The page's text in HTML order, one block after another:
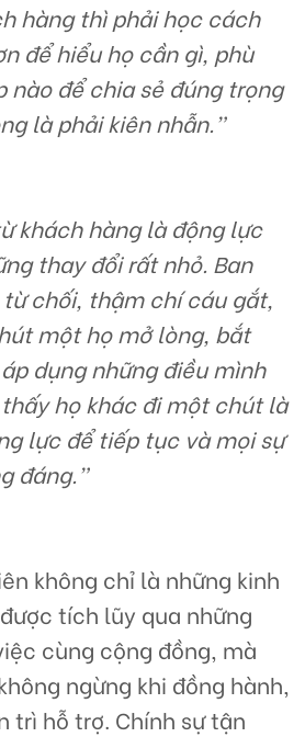
hàng thì phải học cách
để hiểu họ cần gì, phù
nào để chia sẻ đúng trọng
là phải kiên nhẫn.”
khách hàng là động lực
thay đổi rất nhỏ. Ban
chối, thậm chí cáu gắt,
một họ mở lòng, bắt
dụng những điều mình
họ khác đi một chút là
lực để tiếp tục và mọi sự
đáng.”
không chỉ là những kinh
tích lũy qua những
cùng cộng đồng, mà
ngừng khi đồng hành,
trì hỗ trợ. Chính sự tận